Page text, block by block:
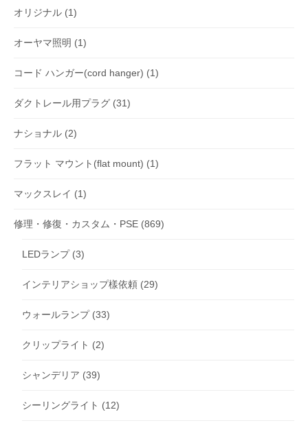
オリジナル (1)
オーヤマ照明 (1)
コード ハンガー(cord hanger) (1)
ダクトレール用プラグ (31)
ナショナル (2)
フラット マウント(flat mount) (1)
マックスレイ (1)
修理・修復・カスタム・PSE (869)
LEDランプ(3)
インテリアショップ樣依頼 (29)
ウォールランプ(33)
クリップライト (2)
シャンデリア (39)
シーリングライト (12)